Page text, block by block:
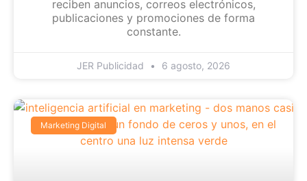
reciben anuncios, correos electrónicos,
publicaciones y promociones de forma
constante.
JER Publicidad 6 agosto, 2026
Marketing Digital